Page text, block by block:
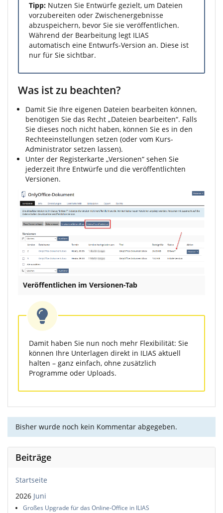
Tipp: Nutzen Sie Entwürfe gezielt, um Dateien
vorzubereiten oder Zwischenergebnisse
abzuspeichern, bevor Sie sie veröffentlichen.
Während der Bearbeitung legt ILIAS
automatisch eine Entwurfs-Version an. Diese ist
nur für Sie sichtbar.
Was ist zu beachten?
Damit Sie Ihre eigenen Dateien bearbeiten können,
benötigen Sie das Recht „Dateien bearbeiten“. Falls
Sie dieses noch nicht haben, können Sie es in den
Rechteeinstellungen setzen (oder vom Kurs-
Administrator setzen lassen).
Unter der Registerkarte „Versionen“ sehen Sie
jederzeit Ihre Entwürfe und die veröffentlichten
Versionen.
Veröffentlichen im Versionen-Tab
Damit haben Sie nun noch mehr Flexibilität: Sie
können Ihre Unterlagen direkt in ILIAS aktuell
halten – ganz einfach, ohne zusätzlich
Programme oder Uploads.
Bisher wurde noch kein Kommentar abgegeben.
Beiträge
Startseite
2026 Juni
Großes Upgrade für das Online-Office in ILIAS